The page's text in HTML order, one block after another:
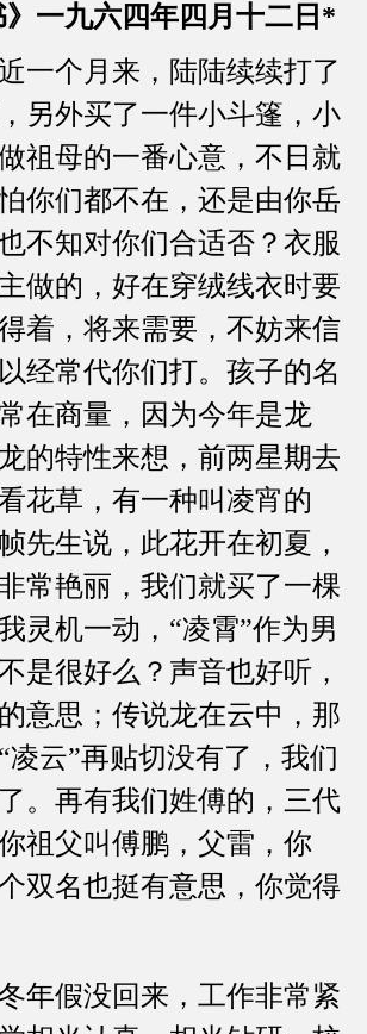
》一九六四年四月十二日*
月来，陆陆续续打了
另外买了一件小斗篷，小
祖母的一番心意，不日就
你们都不在，还是由你岳
不知对你们合适否？衣服
做的，好在穿绒线衣时要
着，将来需要，不妨来信
经常代你们打。孩子的名
在商量，因为今年是龙
的特性来想，前两星期去
花草，有一种叫凌宵的
先生说，此花开在初夏，
常艳丽，我们就买了一棵
灵机一动，“凌霄”作为男
是很好么？声音也好听，
意思；传说龙在云中，那
凌云”再贴切没有了，我们
。再有我们姓傅的，三代
祖父叫傅鹏，父雷，你
双名也挺有意思，你觉得
假没回来，工作非常紧